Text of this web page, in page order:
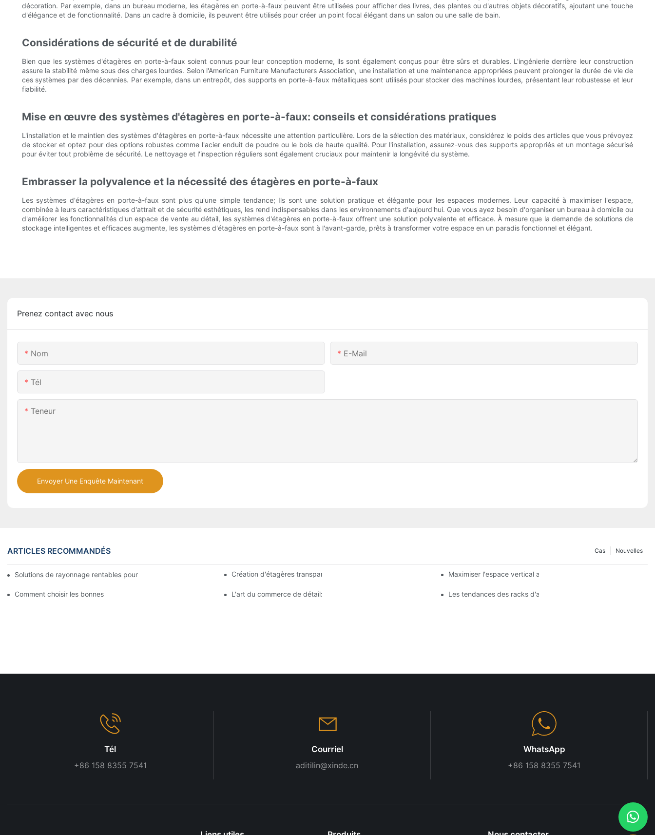
décoration. Par exemple, dans un bureau moderne, les étagères en porte-à-faux peuvent être utilisées pour afficher des livres, des plantes ou d'autres objets décoratifs, ajoutant une touche
d'élégance et de fonctionnalité. Dans un cadre à domicile, ils peuvent être utilisés pour créer un point focal élégant dans un salon ou une salle de bain.
Considérations de sécurité et de durabilité
Bien que les systèmes d'étagères en porte-à-faux soient connus pour leur conception moderne, ils sont également conçus pour être sûrs et durables. L'ingénierie derrière leur construction
assure la stabilité même sous des charges lourdes. Selon l'American Furniture Manufacturers Association, une installation et une maintenance appropriées peuvent prolonger la durée de vie de
ces systèmes par des décennies. Par exemple, dans un entrepôt, des supports en porte-à-faux métalliques sont utilisés pour stocker des machines lourdes, présentant leur robustesse et leur
fiabilité.
Mise en œuvre des systèmes d'étagères en porte-à-faux: conseils et considérations pratiques
L'installation et le maintien des systèmes d'étagères en porte-à-faux nécessite une attention particulière. Lors de la sélection des matériaux, considérez le poids des articles que vous prévoyez
de stocker et optez pour des options robustes comme l'acier enduit de poudre ou le bois de haute qualité. Pour l'installation, assurez-vous des supports appropriés et un montage sécurisé
pour éviter tout problème de sécurité. Le nettoyage et l'inspection réguliers sont également cruciaux pour maintenir la longévité du système.
Embrasser la polyvalence et la nécessité des étagères en porte-à-faux
Les systèmes d'étagères en porte-à-faux sont plus qu'une simple tendance; Ils sont une solution pratique et élégante pour les espaces modernes. Leur capacité à maximiser l'espace,
combinée à leurs caractéristiques d'attrait et de sécurité esthétiques, les rend indispensables dans les environnements d'aujourd'hui. Que vous ayez besoin d'organiser un bureau à domicile ou
d'améliorer les fonctionnalités d'un espace de vente au détail, les systèmes d'étagères en porte-à-faux offrent une solution polyvalente et efficace. À mesure que la demande de solutions de
stockage intelligentes et efficaces augmente, les systèmes d'étagères en porte-à-faux sont à l'avant-garde, prêts à transformer votre espace en un paradis fonctionnel et élégant.
Prenez contact avec nous
Nom E-Mail
Tél
Teneur
Envoyer Une Enquête Maintenant
ARTICLES RECOMMANDÉS Nouvelles
Cas
Solutions de rayonnage rentables pour les supermarchés: une analyse complèteCréation d'étagères transparentes: Conseils de conception d'étagères de gondoleMaximiser l'espace vertical avec des conceptions créatives de
Comment choisir les bonnes étagères en gondole pour votre magasinL'art du commerce de détail: choisir les meilleurs racks pour vos produitsLes tendances des racks d'affichage des magasins que vous
Tél
+86 158 8355 7541
Courriel
aditilin@xinde.cn
WhatsApp
+86 158 8355 7541